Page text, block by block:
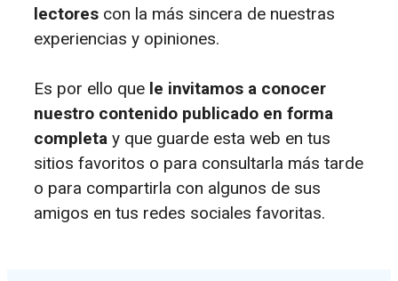
lectores con la más sincera de nuestras
experiencias y opiniones.
Es por ello que le invitamos a conocer
nuestro contenido publicado en forma
completa y que guarde esta web en tus
sitios favoritos o para consultarla más tarde
o para compartirla con algunos de sus
amigos en tus redes sociales favoritas.